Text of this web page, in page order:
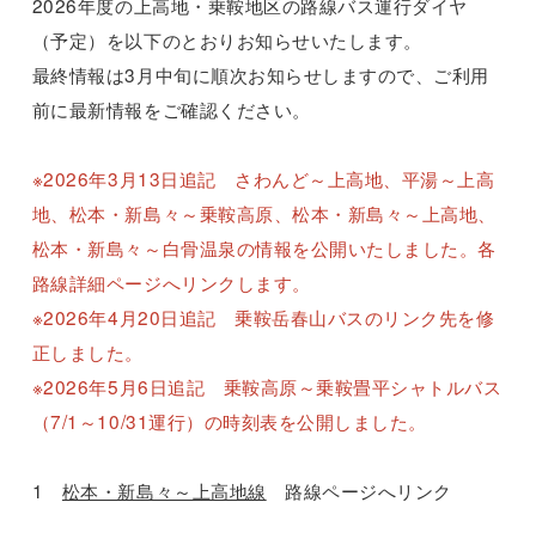
2026年度の上高地・乗鞍地区の路線バス運行ダイヤ
（予定）を以下のとおりお知らせいたします。
最終情報は3月中旬に順次お知らせしますので、ご利用
前に最新情報をご確認ください。
※2026年3月13日追記 さわんど～上高地、平湯～上高
地、松本・新島々～乗鞍高原、松本・新島々～上高地、
松本・新島々～白骨温泉の情報を公開いたしました。各
路線詳細ページへリンクします。
※2026年4月20日追記 乗鞍岳春山バスのリンク先を修
正しました。
※2026年5月6日追記 乗鞍高原～乗鞍畳平シャトルバス
（7/1～10/31運行）の時刻表を公開しました。
1 松本・新島々～上高地線 路線ページへリンク